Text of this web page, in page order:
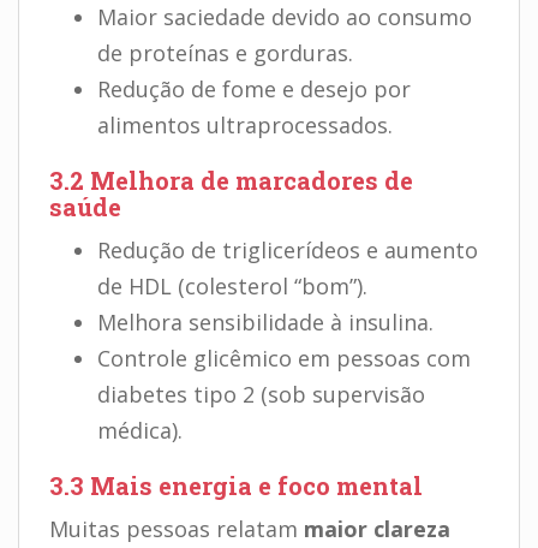
Maior saciedade devido ao consumo
de proteínas e gorduras.
Redução de fome e desejo por
alimentos ultraprocessados.
3.2 Melhora de marcadores de
saúde
Redução de triglicerídeos e aumento
de HDL (colesterol “bom”).
Melhora sensibilidade à insulina.
Controle glicêmico em pessoas com
diabetes tipo 2 (sob supervisão
médica).
3.3 Mais energia e foco mental
Muitas pessoas relatam maior clareza